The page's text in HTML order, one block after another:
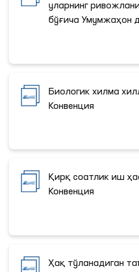
уларнинг
бўғича Умумжаҳон
Биологик хилма
Конвенция
Қирқ соатлик иш
Конвенция
Ҳақ тўланадиган